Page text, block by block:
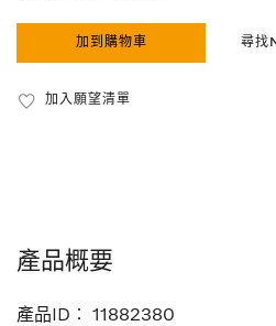
加到購物車 尋找
加入願望清單
產品概要
產品ID︰ 11882380